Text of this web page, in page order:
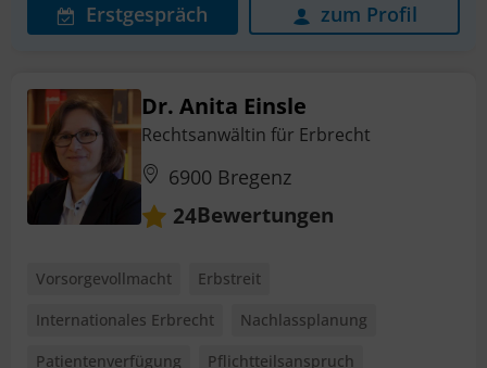
Erstgespräch zum Profil
Dr. Anita Einsle
Rechtsanwältin für Erbrecht
6900 Bregenz
24Bewertungen
Vorsorgevollmacht
Erbstreit
Internationales Erbrecht
Nachlassplanung
Patientenverfügung
Pflichtteilsanspruch